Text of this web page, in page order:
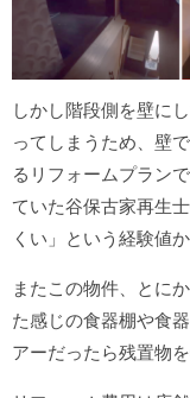
しかし階段側を壁に
ってしまうため、壁
るリフォームプラン
ていた谷保古家再生
くい」という経験値
またこの物件、とに
た感じの食器棚や食
アーだったら残置物